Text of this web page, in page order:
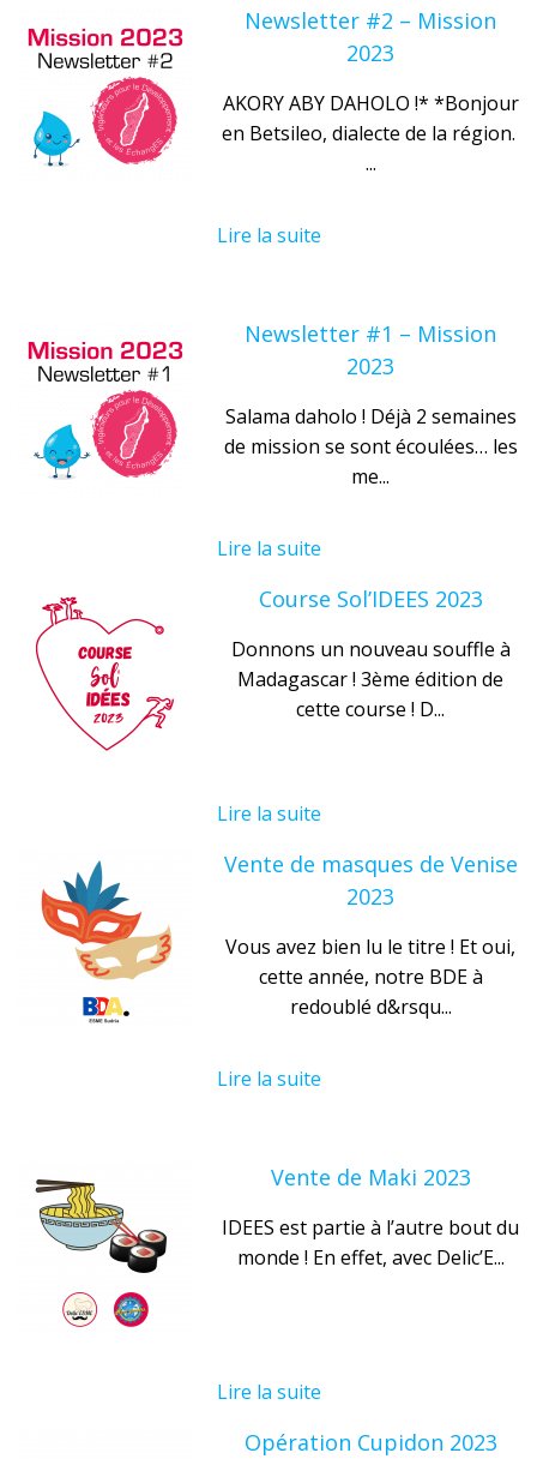
Newsletter #2 – Mission
2023
AKORY ABY DAHOLO !* *Bonjour
en Betsileo, dialecte de la région.
...
Lire la suite
Newsletter #1 – Mission
2023
Salama daholo ! Déjà 2 semaines
de mission se sont écoulées… les
me...
Lire la suite
Course Sol’IDEES 2023
Donnons un nouveau souffle à
Madagascar ! 3ème édition de
cette course ! D...
Lire la suite
Vente de masques de Venise
2023
Vous avez bien lu le titre ! Et oui,
cette année, notre BDE à
redoublé d&rsqu...
Lire la suite
Vente de Maki 2023
IDEES est partie à l’autre bout du
monde ! En effet, avec Delic’E...
Lire la suite
Opération Cupidon 2023